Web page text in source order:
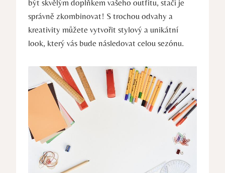
být skvělým doplňkem vašeho outfitu, stačí je
správně zkombinovat! S trochou odvahy a
kreativity můžete vytvořit stylový a unikátní
look, který vás bude následovat celou sezónu.